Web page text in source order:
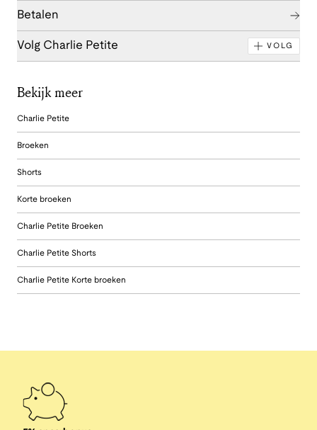
Betalen
Volg Charlie Petite VOLG
Bekijk meer
Charlie Petite
Broeken
Shorts
Korte broeken
Charlie Petite Broeken
Charlie Petite Shorts
Charlie Petite Korte broeken